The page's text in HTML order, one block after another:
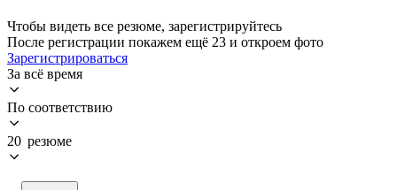
Чтобы видеть все резюме, зарегистрируйтесь
После регистрации покажем ещё 23 и откроем фото
Зарегистрироваться
За всё время
По соответствию
20 резюме